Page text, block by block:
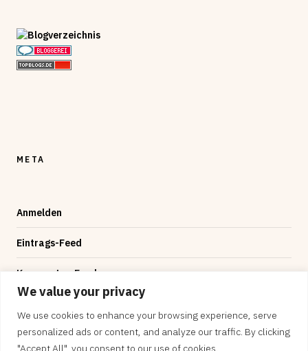
We value your privacy
We use cookies to enhance your browsing experience, serve
personalized ads or content, and analyze our traffic. By clicking
"Accept All", you consent to our use of cookies.
META
Anmelden
Eintrags-Feed
Kommentar-Feed